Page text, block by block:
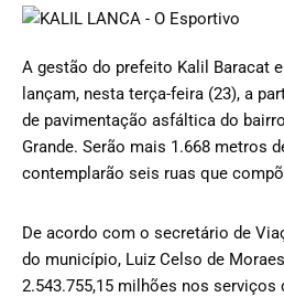
A gestão do prefeito Kalil Baracat
lançam, nesta terça-feira (23), a
de pavimentação asfáltica do
Grande. Serão mais 1.668 metros
contemplarão seis ruas que
De acordo com o secretário de
do município, Luiz Celso de
2.543.755,15 milhões nos serviços